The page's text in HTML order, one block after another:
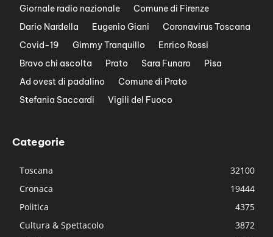
Giornale radio nazionale
Comune di Firenze
Dario Nardella
Eugenio Giani
Coronavirus Toscana
Covid-19
Gimmy Tranquillo
Enrico Rossi
Bravo chi ascolta
Prato Sara Funaro
Pisa
Ad ovest di padalino
Comune di Prato
Stefania Saccardi
Vigili del Fuoco
Categorie
Toscana
32100
Cronaca
19444
Politica
4375
Cultura & Spettacolo
3872